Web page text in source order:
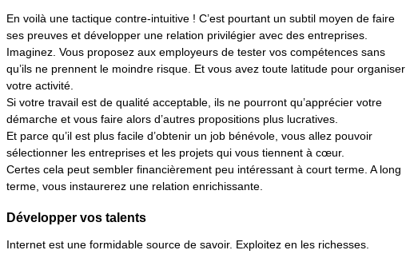
En voilà une tactique contre-intuitive ! C’est pourtant un subtil moyen de faire
ses preuves et développer une relation privilégier avec des entreprises.
Imaginez. Vous proposez aux employeurs de tester vos compétences sans
qu’ils ne prennent le moindre risque. Et vous avez toute latitude pour organiser
votre activité.
Si votre travail est de qualité acceptable, ils ne pourront qu’apprécier votre
démarche et vous faire alors d’autres propositions plus lucratives.
Et parce qu’il est plus facile d’obtenir un job bénévole, vous allez pouvoir
sélectionner les entreprises et les projets qui vous tiennent à cœur.
Certes cela peut sembler financièrement peu intéressant à court terme. A long
terme, vous instaurerez une relation enrichissante.
Développer vos talents
Internet est une formidable source de savoir. Exploitez en les richesses.